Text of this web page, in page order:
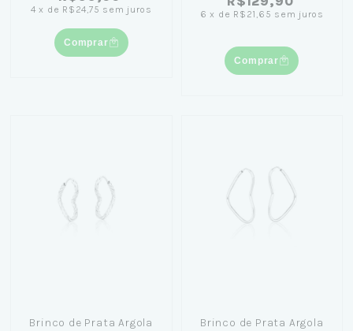
4 x de R$24,75 sem juros
Comprar
6 x de R$21,65 sem juros
Comprar
Brinco de Prata Argola
Brinco de Prata Argola